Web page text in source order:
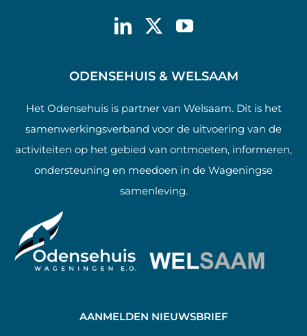
ODENSEHUIS & WELSAAM
Het Odensehuis is partner van Welsaam. Dit is het
samenwerkingsverband voor de uitvoering van de
activiteiten op het gebied van ontmoeten, informeren,
ondersteuning en meedoen in de Wageningse
samenleving.
AANMELDEN NIEUWSBRIEF